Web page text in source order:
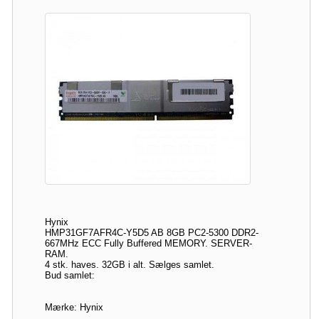
Hynix
HMP31GF7AFR4C-Y5D5 AB 8GB PC2-5300 DDR2-
667MHz ECC Fully Buffered MEMORY. SERVER-
RAM.
4 stk. haves. 32GB i alt. Sælges samlet.
Bud samlet:
Mærke: Hynix